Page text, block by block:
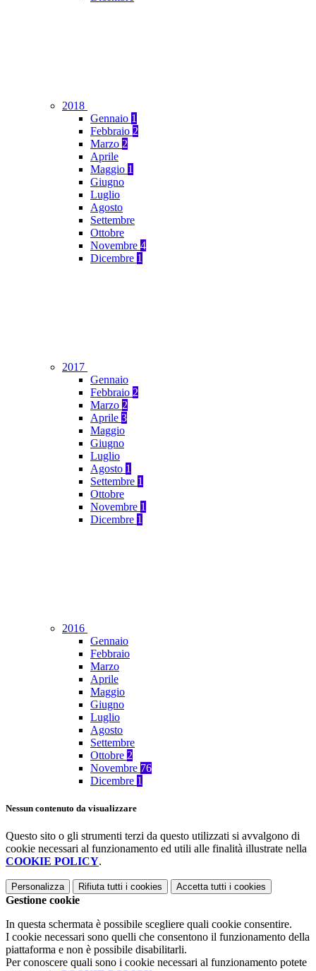
2018
Gennaio 1
Febbraio 2
Marzo 2
Aprile
Maggio 1
Giugno
Luglio
Agosto
Settembre
Ottobre
Novembre 4
Dicembre 1
2017
Gennaio
Febbraio 2
Marzo 2
Aprile 3
Maggio
Giugno
Luglio
Agosto 1
Settembre 1
Ottobre
Novembre 1
Dicembre 1
2016
Gennaio
Febbraio
Marzo
Aprile
Maggio
Giugno
Luglio
Agosto
Settembre
Ottobre 2
Novembre 76
Dicembre 1
Nessun contenuto da visualizzare
Questo sito o gli strumenti terzi da questo utilizzati si avvalgono di
cookie necessari al funzionamento ed utili alle finalità illustrate nella
COOKIE POLICY.
Personalizza Rifiuta tutti i cookies Accetta tutti i cookies
Gestione cookie
In questa schermata è possibile scegliere quali cookie consentire.
I cookie necessari sono quelli che consentono il funzionamento della
piattaforma e non è possibile disabilitarli.
Per conoscere quali sono i cookie necessari al funzionamento potete